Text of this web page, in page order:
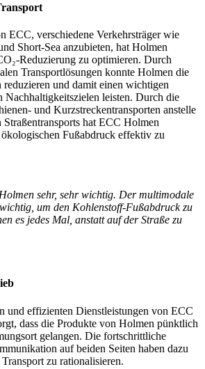
ECC, verschiedene Verkehrsträger wie
Short-Sea anzubieten, hat Holmen
Reduzierung zu optimieren. Durch
Transportlösungen konnte Holmen die
reduzieren und damit einen wichtigen
Nachhaltigkeitszielen leisten. Durch die
und Kurzstreckentransporten anstelle
Straßentransports hat ECC Holmen
Fußabdruck effektiv zu
sehr, sehr wichtig. Der multimodale
um den Kohlenstoff-Fußabdruck zu
es jedes Mal, anstatt auf der Straße zu
und effizienten Dienstleistungen von ECC
dass die Produkte von Holmen pünktlich
gelangen. Die fortschrittliche
auf beiden Seiten haben dazu
zu rationalisieren.